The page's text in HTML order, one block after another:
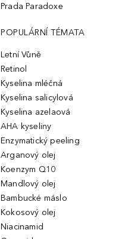
Prada Paradoxe
POPULÁRNÍ TÉMATA
Letní Vůně
Retinol
Kyselina mléčná
Kyselina salicylová
Kyselina azelaová
AHA kyseliny
Enzymatický peeling
Arganový olej
Koenzym Q10
Mandlový olej
Bambucké máslo
Kokosový olej
Niacinamid